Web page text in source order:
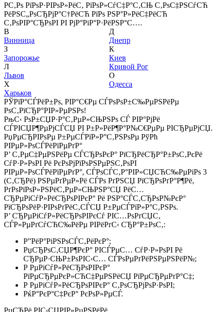
Р­С‚Рѕ РїРѕР·РІРѕР»РёС‚ РїРѕР»СѓС‡Р°С‚СЊ С‚РѕС‡РЅСѓСЋ
РёРЅС„РѕСЂРјР°С†РёСЋ РїРѕ РЅР°Р»РёС‡РёСЋ
С‚РѕРІР°СЂРѕРІ РІ РјР°РіР°Р·РёРЅР°С….
В
Винница
З
Запорожье
Л
Львов
Х
Харьков
Д
Днепр
К
Киев
Кривой Рог
О
Одесса
РЎРїР°СЃРёР±Рѕ, РІР°С€Рµ СЃРѕРѕР±С‰РµРЅРёРµ
РѕС‚РїСЂР°РІР»РµРЅРѕ!
РњС‹ РѕР±СЏР·Р°С‚РµР»СЊРЅРѕ СЃ РІР°РјРё
СЃРІСЏР¶РµРјСЃСЏ РІ Р±Р»РёР¶Р°Р№С€РµРµ РІСЂРµРјСЏ.
РџРµСЂРІРѕРµ Р±РµСЃРїР»Р°С‚РЅРѕРµ РўРћ
РІРµР»РѕСЃРёРїРµРґР°
Р’ С‚РµС‡РµРЅРёРµ СЃСЂРѕРєР° РїСЂРёСЂР°Р±РѕС‚РєРё
СѓР·Р»РѕРІ Рё РєРѕРјРїРѕРЅРµРЅС‚РѕРІ
РІРµР»РѕСЃРёРїРµРґР°, СЃРѕСЃС‚Р°РІР»СЏСЋС‰РµРіРѕ 3
(С‚СЂРё) РЅРµРґРµР»Рё СЃРѕ РґРЅСЏ РїСЂРѕРґР°Р¶Рё,
РґРѕРїРѕР»РЅРёС‚РµР»СЊРЅР°СЏ РёС…
СЂРµРіСѓР»РёСЂРѕРІРєР° Рё РЅР°СЃС‚СЂРѕР№РєР°
РїСЂРѕРёР·РІРѕРґРёС‚СЃСЏ Р±РµСЃРїР»Р°С‚РЅРѕ.
Р’ СЂРµРіСѓР»РёСЂРѕРІРєСѓ РІС…РѕРґСЏС‚
СЃР»РµРґСѓСЋС‰РёРµ РІРёРґС‹ СЂР°Р±РѕС‚:
Р”РёР°РіРЅРѕСЃС‚РёРєР°;
РџСЂРѕС‚СЏР¶РєР° РІСЃРµС… СѓР·Р»РѕРІ Рё
СЂРµР·СЊР±РѕРІС‹С… СЃРѕРµРґРёРЅРµРЅРёР№;
Р РµРіСѓР»РёСЂРѕРІРєР°
РїРµСЂРµРєР»СЋС‡РµРЅРёСЏ РїРµСЂРµРґР°С‡;
Р РµРіСѓР»РёСЂРѕРІРєР° С‚РѕСЂРјРѕР·РѕРІ;
РќР°РєР°С‡РєР° РєРѕР»РµСЃ.
РџСЂРё РІС‹СЏРІР»РµРЅРёРё